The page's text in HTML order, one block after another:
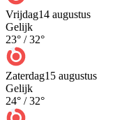
Vrijdag14 augustus
Gelijk
23° /32°
Zaterdag15 augustus
Gelijk
24° /32°